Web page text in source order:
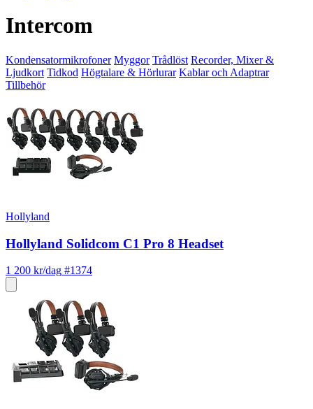
Intercom
Kondensatormikrofoner Myggor Trådlöst Recorder, Mixer &
Ljudkort Tidkod Högtalare & Hörlurar Kablar och Adaptrar
Tillbehör
Hollyland
Hollyland Solidcom C1 Pro 8 Headset
1 200 kr/dag #1374